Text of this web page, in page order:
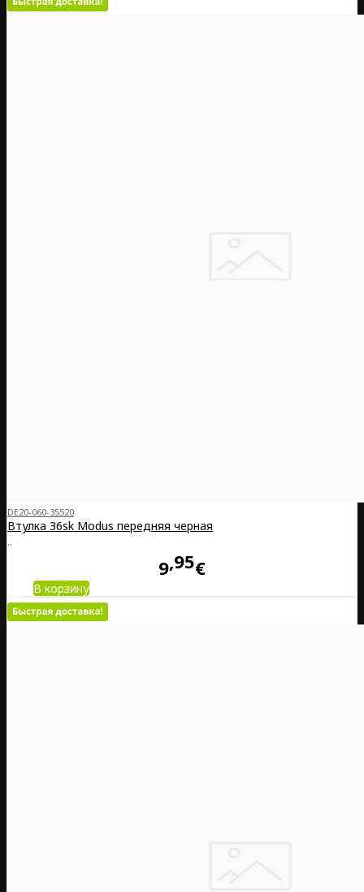
DE20-060-35520
Втулка 36sk Modus передняя черная
..
9 95€
В корзину